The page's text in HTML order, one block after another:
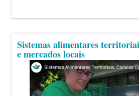
Sistemas alimentares
e mercados locais